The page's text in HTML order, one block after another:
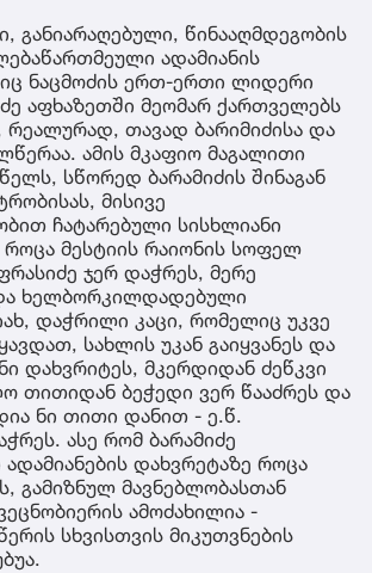
განიარაღებული, წინააღმდეგობის
ადამიანის
ნაცმოძის ერთ-ერთი ლიდერი
აფხაზეთში მეომარ ქართველებს
რეალურად, თავად ბარიმიძისა და
ამის მკაფიო მაგალითი
სწორედ ბარამიძის შინაგან
მისივე
ჩატარებული სისხლიანი
როცა მესტიის რაიონის სოფელ
ჯერ დაჭრეს, მერე
ხელბორკილდადებული
დაჭრილი კაცი, რომელიც უკვე
სახლის უკან გაიყვანეს და
დახვრიტეს, მკერდიდან ძეწკვი
თითიდან ბეჭედი ვერ წააძრეს და
ნი თითი დანით - ე.წ.
ასე რომ ბარამიძე
დახვრეტაზე როცა
გამიზნულ მავნებლობასთან
ამოძახილია -
სხვისთვის მიკუთვნების